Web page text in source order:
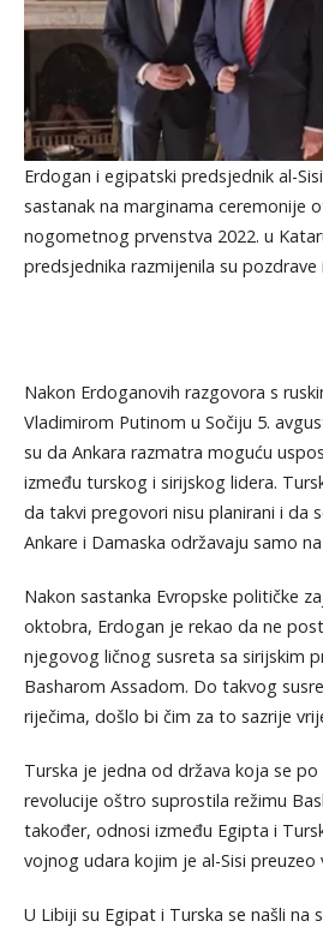
Erdogan i egipatski predsjednik al-
sastanak na marginama ceremonije
nogometnog prvenstva 2022. u
predsjednika razmijenila su pozdrave
Nakon Erdoganovih razgovora s
Vladimirom Putinom u Sočiju 5.
su da Ankara razmatra moguću
između turskog i sirijskog lidera.
da takvi pregovori nisu planirani i da
Ankare i Damaska ​​održavaju samo
Nakon sastanka Evropske političke
oktobra, Erdogan je rekao da ne
njegovog ličnog susreta sa sirijskim
Basharom Assadom. Do takvog
riječima, došlo bi čim za to sazrije
Turska je jedna od država koja se
revolucije oštro suprostila režimu
također, odnosi između Egipta i
vojnog udara kojim je al-Sisi preuzeo
U Libiji su Egipat i Turska se našli na